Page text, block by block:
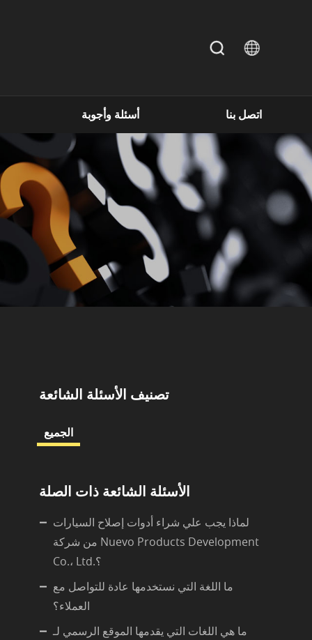
أسئلة وأجوبة اتصل بنا
تصنيف الأسئلة الشائعة
الجميع
الأسئلة الشائعة ذات الصلة
لماذا يجب علي شراء أدوات إصلاح السيارات
من شركة Nuevo Products Development
Co.، Ltd.؟
ما اللغة التي نستخدمها عادة للتواصل مع
العملاء؟
ما هي اللغات التي يقدمها الموقع الرسمي لـ